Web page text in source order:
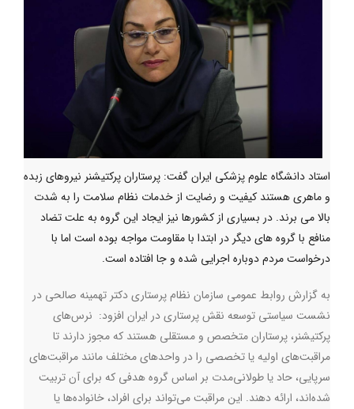
استاد دانشگاه علوم پزشکی ایران گفت: پرستاران پرکتیشنر نیروهای زبده
و ماهری هستند کیفیت و رضایت از خدمات نظام سلامت را به شدت
بالا می برند. در بسیاری از کشورها نیز ایجاد این گروه به علت تضاد
منافع با گروه های دیگر در ابتدا با مقاومت مواجه بوده است اما با
درخواست مردم دوباره اجرایی شده و جا افتاده است.
به گزارش روابط عمومی سازمان نظام پرستاری دکتر تهمینه صالحی در
نشست سیاستی توسعه نقش پرستاری در ایران افزود: نرس‌های
پرکتیشنر، پرستاران متخصص و مستقلی هستند که مجوز دارند تا
مراقبت‌های اولیه یا تخصصی را در واحدهای مختلف مانند مراقبت‌های
سرپایی، حاد یا طولانی‌مدت بر اساس گروه هدفی که برای آن تربیت
شده‌اند، ارائه دهند. این مراقبت می‌تواند برای افراد، خانواده‌ها یا